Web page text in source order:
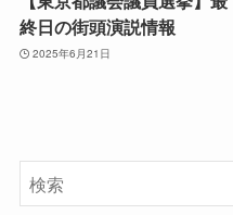
終日の街頭演説情報
2025年6月21日